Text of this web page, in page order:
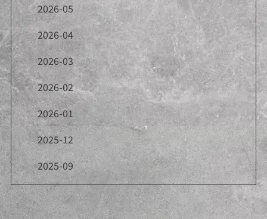
2026-05
2026-04
2026-03
2026-02
2026-01
2025-12
2025-09